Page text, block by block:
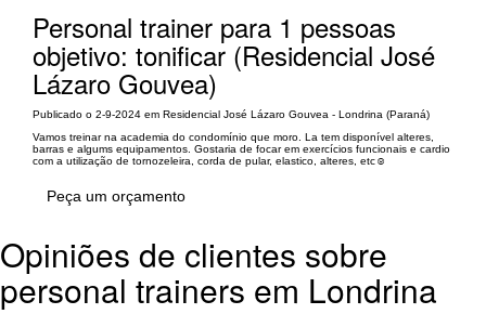
Personal trainer para 1 pessoas
objetivo: tonificar (Residencial José
Lázaro Gouvea)
Publicado o 2-9-2024 em Residencial José Lázaro Gouvea - Londrina (Paraná)
Vamos treinar na academia do condomínio que moro. La tem disponível alteres,
barras e algums equipamentos. Gostaria de focar em exercícios funcionais e cardio
com a utilização de tornozeleira, corda de pular, elastico, alteres, etc☺️
Peça um orçamento
Opiniões de clientes sobre
personal trainers em Londrina